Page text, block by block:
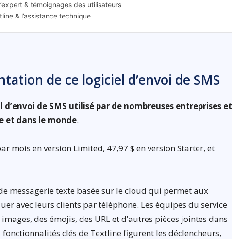
& témoignages des utilisateurs
& l’assistance technique
de ce logiciel d’envoi de SMS
de SMS utilisé par de nombreuses entreprises et
et dans le monde.
mois en version Limited, 47,97 $ en version Starter, et
messagerie texte basée sur le cloud qui permet aux
avec leurs clients par téléphone. Les équipes du service
des émojis, des URL et d’autres pièces jointes dans
fonctionnalités clés de Textline figurent les déclencheurs,